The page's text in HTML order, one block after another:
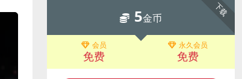
下载
5金币
会员
免费
永久会员
免费